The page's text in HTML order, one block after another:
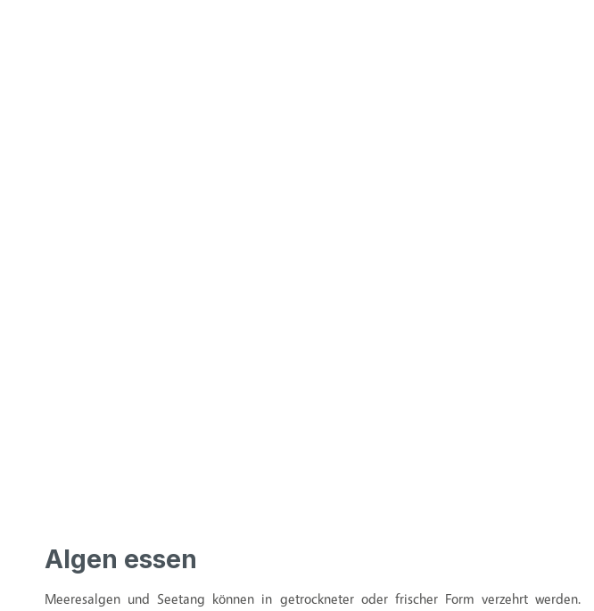
Algen essen
Meeresalgen und Seetang können in getrockneter oder frischer Form verzehrt werden.